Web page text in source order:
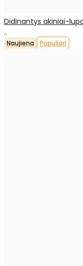
Didinantys akiniai-
..
Naujiena Populiari